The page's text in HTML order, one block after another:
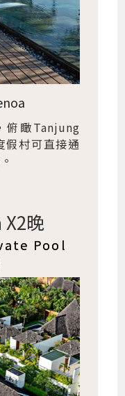
俯瞰Tanjung
假村可直接通
晚
Pool